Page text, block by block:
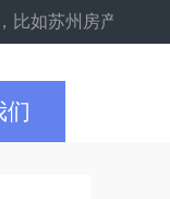
如苏州房产抵押、
们